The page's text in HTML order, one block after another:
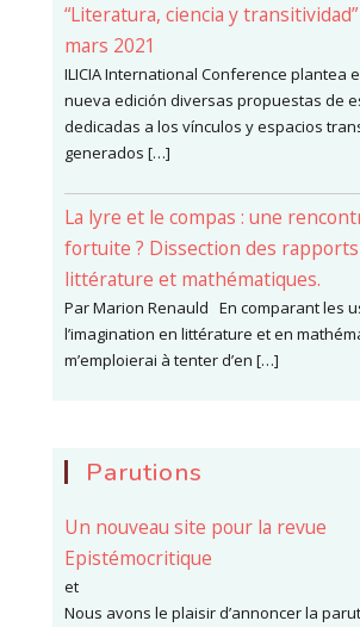
“Literatura, ciencia y
mars 2021
ILICIA International Conference plantea
nueva edición diversas propuestas de
dedicadas a los vínculos y espacios
generados […]
La lyre et le compas : une
fortuite ? Dissection des
littérature et mathématiques.
Par Marion Renauld En comparant les
l’imagination en littérature et en
m’emploierai à tenter d’en […]
Parutions
Un nouveau site pour la revue
Epistémocritique
et
Nous avons le plaisir d’annoncer la